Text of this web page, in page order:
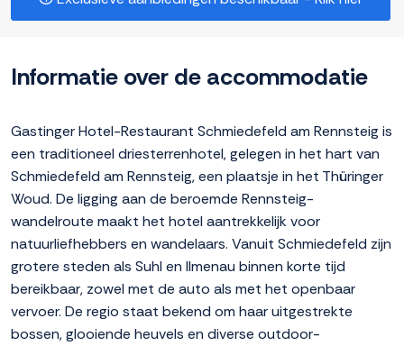
Informatie over de accommodatie
Gastinger Hotel-Restaurant Schmiedefeld am Rennsteig is
een traditioneel driesterrenhotel, gelegen in het hart van
Schmiedefeld am Rennsteig, een plaatsje in het Thüringer
Woud. De ligging aan de beroemde Rennsteig-
wandelroute maakt het hotel aantrekkelijk voor
natuurliefhebbers en wandelaars. Vanuit Schmiedefeld zijn
grotere steden als Suhl en Ilmenau binnen korte tijd
bereikbaar, zowel met de auto als met het openbaar
vervoer. De regio staat bekend om haar uitgestrekte
bossen, glooiende heuvels en diverse outdoor-